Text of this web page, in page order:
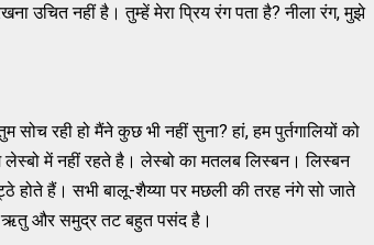
उचित नहीं है। तुम्हें मेरा प्रिय रंग पता है? नीला रंग, मुझे
सोच रही हो मैंने कुछ भी नहीं सुना? हां, हम पुर्तगालियों को
लेस्बो में नहीं रहते है। लेस्बो का मतलब लिस्बन। लिस्बन
होते हैं। सभी बालू-शैय्या पर मछली की तरह नंगे सो जाते
ऋतु और समुद्र तट बहुत पसंद है।